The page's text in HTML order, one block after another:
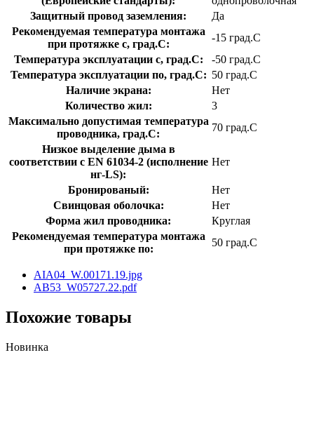
Защитный провод заземления:
Да
Рекомендуемая температура монтажа
при протяжке с, град.C:
-15 град.C
Температура эксплуатации с, град.C:
-50 град.C
Температура эксплуатации по, град.C: 50 град.C
Наличие экрана:
Нет
Количество жил:
3
Максимально допустимая температура
проводника, град.C:
70 град.C
Низкое выделение дыма в
соответствии с EN 61034-2 (исполнение
нг-LS):
Нет
Бронированый:
Нет
Свинцовая оболочка:
Нет
Форма жил проводника:
Круглая
Рекомендуемая температура монтажа
при протяжке по:
50 град.C
AIA04_W.00171.19.jpg
AB53_W05727.22.pdf
Похожие товары
Новинка